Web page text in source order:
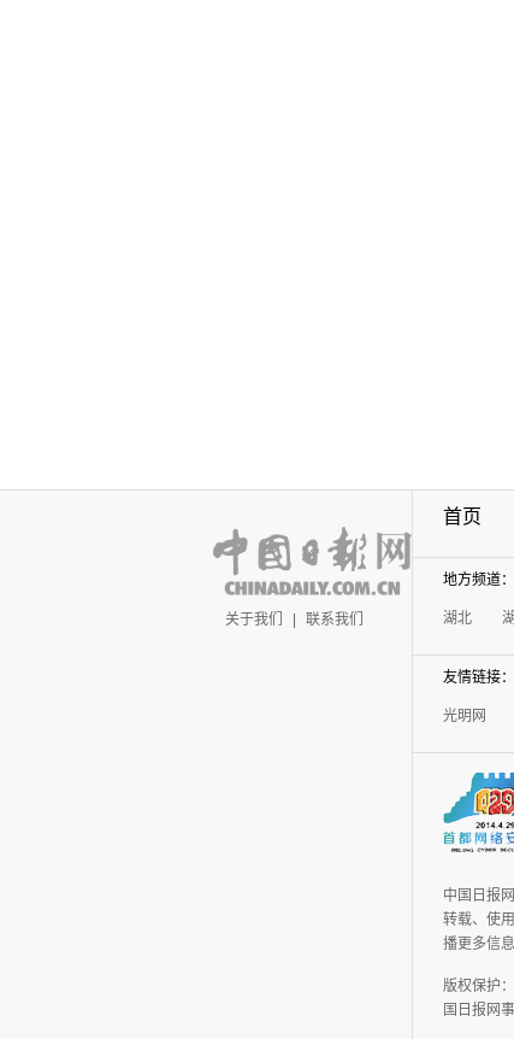
关于我们 联系我们
首页
地方频道：
湖北
友情链接：
光明网
中国日报
转载、使
播更多信
版权保护
国日报网